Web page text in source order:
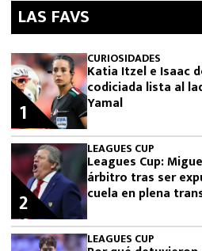
LAS FAVS
CURIOSIDADES
Katia Itzel e Isaac
codiciada lista al
Yamal
1
LEAGUES CUP
Leagues Cup:
árbitro tras ser
cuela en plena
2
LEAGUES CUP